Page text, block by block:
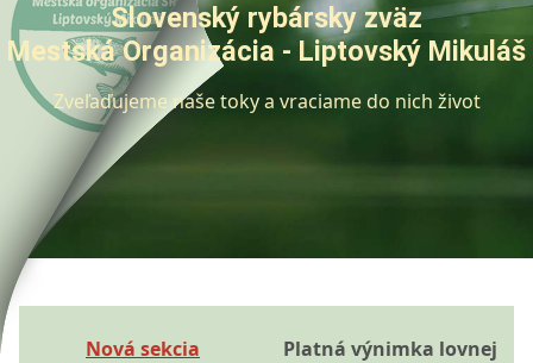
Slovenský rybársky zväz
Mestská Organizácia - Liptovský Mikuláš
Zveľaďujeme naše toky a vraciame do nich život
Nová sekcia
Platná výnimka lovnej